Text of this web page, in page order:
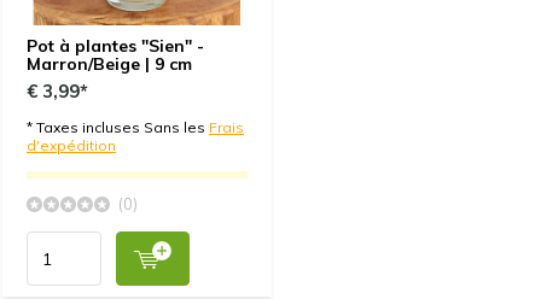
Pot à plantes "Sien" -
Marron/Beige | 9 cm
€ 3,99*
* Taxes incluses Sans les Frais
d'expédition
(0)